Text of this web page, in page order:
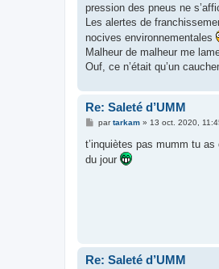
a
g
pression des pneus ne
Les alertes de
nocives environnementales
Malheur de malheur me
Ouf, ce n’était qu’un
Re: Saleté d’UMM
M
s
s
a
partarkam» 13 oct. 2020,
t’inquiètes pas mumm tu
du jour
Re: Saleté d’UMM